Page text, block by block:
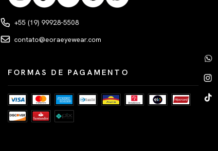
+55 (19) 99928-5508
contato@eoraeyewear.com
FORMAS DE PAGAMENTO